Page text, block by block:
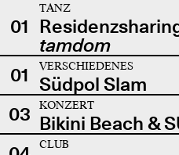
01
TANZ
tamdom
01
VERSCHIEDENES
Südpol Slam
03
KONZERT
Bikini Beach &
CLUB